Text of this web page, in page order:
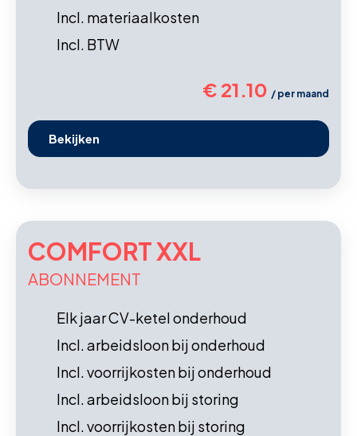
Incl. materiaalkosten
Incl. BTW
€ 21.10 / per maand
Bekijken
COMFORT XXL
ABONNEMENT
Elk jaar CV-ketel onderhoud
Incl. arbeidsloon bij onderhoud
Incl. voorrijkosten bij onderhoud
Incl. arbeidsloon bij storing
Incl. voorrijkosten bij storing